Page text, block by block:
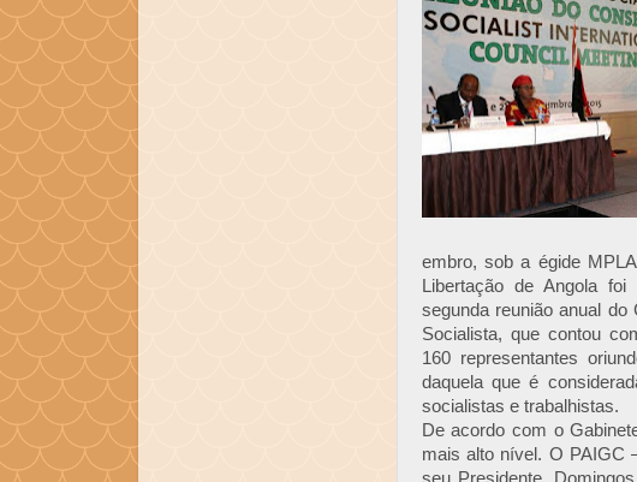
embro, sob a égide
Libertação de Angola
segunda reunião anual do
Socialista, que contou
160 representantes
daquela que é
socialistas e trabalhistas.
De acordo com o
mais alto nível. O PAIGC
seu Presidente,